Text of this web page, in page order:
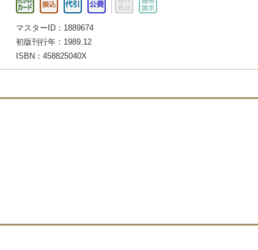
マスターID：1889674
初版刊行年：1989.12
ISBN：458825040X